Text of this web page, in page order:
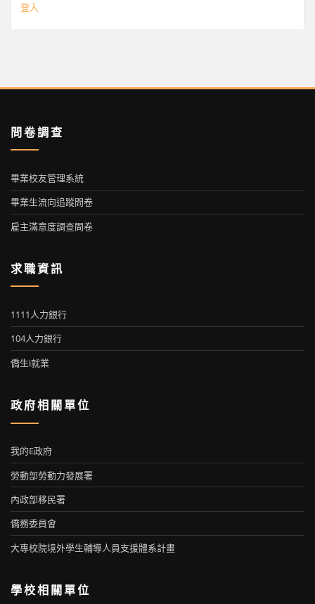
登入
問卷調查
畢業校友管理系統
畢業生流向追蹤問卷
雇主滿意度調查問卷
求職資訊
1111人力銀行
104人力銀行
僑生i就業
政府相關單位
我的E政府
勞動部勞動力發展署
內政部移民署
僑務委員會
大專校院境外學生輔導人員支援體系計畫
學校相關單位